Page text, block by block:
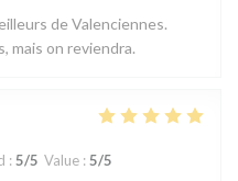
de Valenciennes.
mais on reviendra.
: 5/5 Value : 5/5